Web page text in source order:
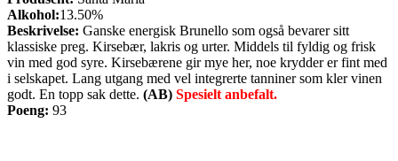
Alkohol:13.50%
Beskrivelse: Ganske energisk Brunello som også bevarer sitt
klassiske preg. Kirsebær, lakris og urter. Middels til fyldig og frisk
vin med god syre. Kirsebærene gir mye her, noe krydder er fint med
i selskapet. Lang utgang med vel integrerte tanniner som kler vinen
godt. En topp sak dette. (AB) Spesielt anbefalt.
Poeng: 93